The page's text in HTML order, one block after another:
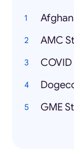
AMC
GME